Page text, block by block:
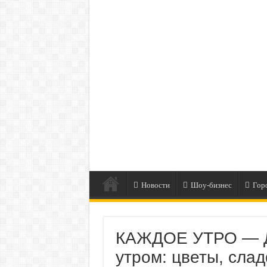
Новости Шоу-бизнес
КАЖДОЕ УТРО —
утром: цветы,